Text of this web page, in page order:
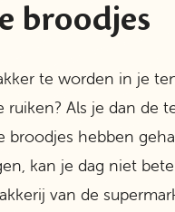
broodjes
te worden in je
ruiken? Als je dan de
broodjes hebben
kan je dag niet
van de